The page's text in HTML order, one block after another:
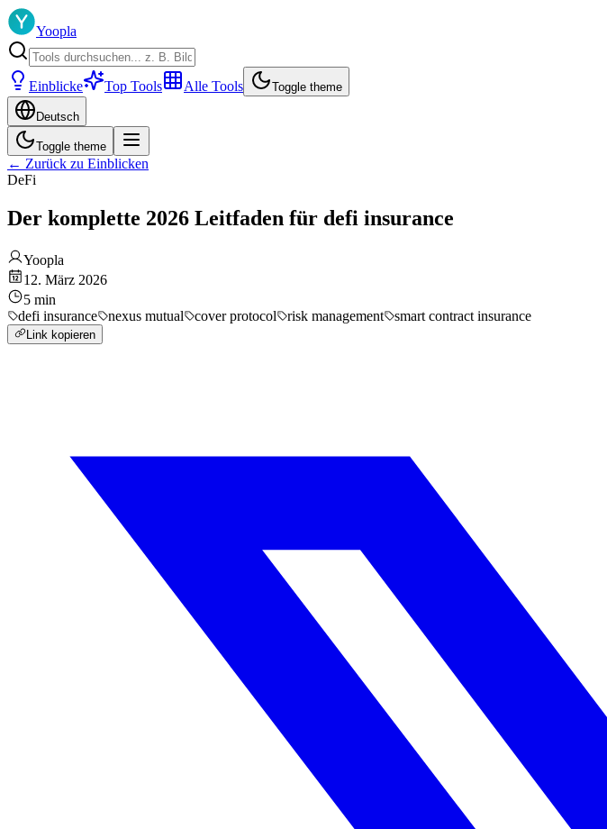
Yoopla
Einblicke Top Tools Alle Tools Toggle theme
Deutsch
Toggle theme
← Zurück zu Einblicken
DeFi
Der komplette 2026 Leitfaden für defi insurance
Yoopla
12. März 2026
5 min
defi insurance
nexus mutual cover protocol risk management smart contract insurance
Link kopieren